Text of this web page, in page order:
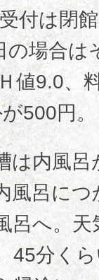
付は閉
の場合は
値9.0、
500円。
は内風
風呂に
呂へ。
45分く